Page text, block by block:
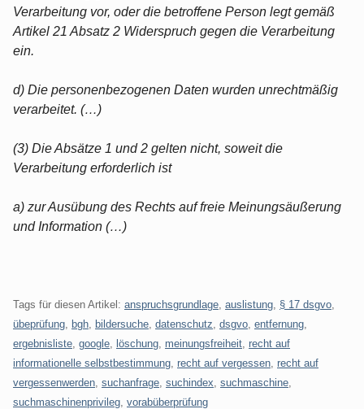
Verarbeitung vor, oder die betroffene Person legt gemäß
Artikel 21 Absatz 2 Widerspruch gegen die Verarbeitung
ein.
d) Die personenbezogenen Daten wurden unrechtmäßig
verarbeitet. (…)
(3) Die Absätze 1 und 2 gelten nicht, soweit die
Verarbeitung erforderlich ist
a) zur Ausübung des Rechts auf freie Meinungsäußerung
und Information (…)
Tags für diesen Artikel: anspruchsgrundlage auslistung § 17 dsgvo
übeprüfung
bgh bildersuche datenschutz dsgvo entfernung
ergebnisliste google löschung meinungsfreiheit recht auf
informationelle selbstbestimmung recht auf vergessen recht auf
vergessenwerden suchanfrage suchindex suchmaschine
suchmaschinenprivileg vorabüberprüfung